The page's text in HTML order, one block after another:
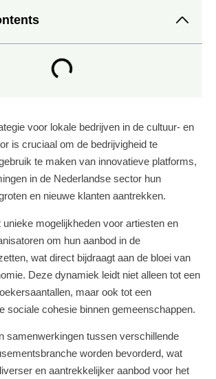
voor lokale bedrijven in de cultuur- en
is cruciaal om de bedrijvigheid te
te maken van innovatieve platforms,
in de Nederlandse sector hun
en nieuwe klanten aantrekken.
unieke mogelijkheden voor artiesten en
om hun aanbod in de
wat direct bijdraagt aan de bloei van
Deze dynamiek leidt niet alleen tot een
maar ook tot een
sociale cohesie binnen gemeenschappen.
samenwerkingen tussen verschillende
worden bevorderd, wat
en aantrekkelijker aanbod voor het